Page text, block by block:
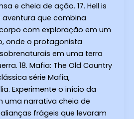
e cheia de ação. 17. Hell is
aventura que combina
com exploração em um
onde o protagonista
em uma terra
18. Mafia: The Old Country
série Mafia,
Experimente o início da
uma narrativa cheia de
frágeis que levaram